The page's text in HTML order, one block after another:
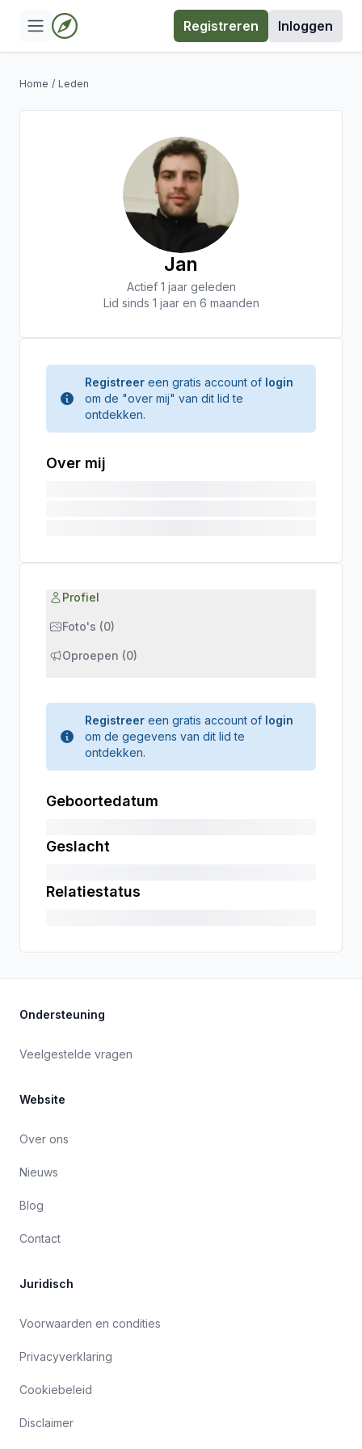
Registreren Inloggen
Home / Leden
Jan
Actief 1 jaar geleden
Lid sinds 1 jaar en 6 maanden
Registreer een gratis account of login
om de "over mij" van dit lid te
ontdekken.
Over mij
Profiel
Foto's (0)
Oproepen (0)
Registreer een gratis account of login
om de gegevens van dit lid te
ontdekken.
Geboortedatum
Geslacht
Relatiestatus
Ondersteuning
Veelgestelde vragen
Website
Over ons
Nieuws
Blog
Contact
Juridisch
Voorwaarden en condities
Privacyverklaring
Cookiebeleid
Disclaimer